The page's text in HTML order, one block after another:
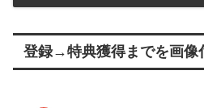
登録→特典獲得までを画像